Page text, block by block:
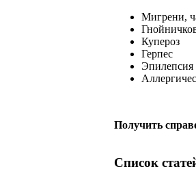
Мигрени,
Купероз
Герпес
Эпилепсия
Получить
Список